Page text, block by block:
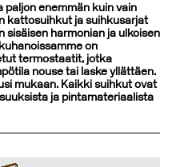
paljon enemmän kuin vain
kattosuihkut ja suihkusarjat
harmonian ja ulkoisen
on
termostaatit, jotka
nouse tai laske yllättäen.
mukaan. Kaikki suihkut ovat
ja pintamateriaalista